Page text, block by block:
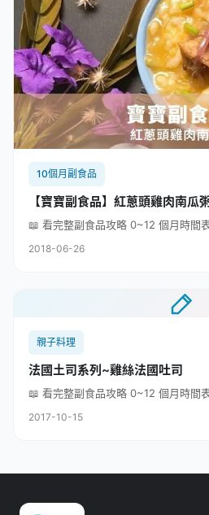
10個月副食品
【寶寶副食品】紅蔥頭雞肉南瓜
📖 看完整副食品攻略 0~12 個月時間
2018-06-26
親子料理
法國土司系列~雞絲法國吐司
📖 看完整副食品攻略 0~12 個月時間
2017-10-15